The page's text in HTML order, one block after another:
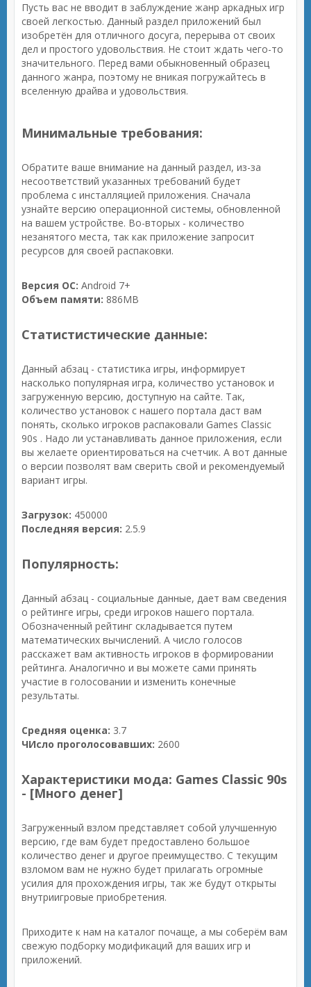
Пусть вас не вводит в заблуждение жанр аркадных игр
своей легкостью. Данный раздел приложений был
изобретён для отличного досуга, перерыва от своих
дел и простого удовольствия. Не стоит ждать чего-то
значительного. Перед вами обыкновенный образец
данного жанра, поэтому не вникая погружайтесь в
вселенную драйва и удовольствия.
Минимальные требования:
Обратите ваше внимание на данный раздел, из-за
несоответствий указанных требований будет
проблема с инсталляцией приложения. Сначала
узнайте версию операционной системы, обновленной
на вашем устройстве. Во-вторых - количество
незанятого места, так как приложение запросит
ресурсов для своей распаковки.
Версия ОС: Android 7+
Объем памяти: 886MB
Статистистические данные:
Данный абзац - статистика игры, информирует
насколько популярная игра, количество установок и
загруженную версию, доступную на сайте. Так,
количество установок с нашего портала даст вам
понять, сколько игроков распаковали Games Classic
90s . Надо ли устанавливать данное приложения, если
вы желаете ориентироваться на счетчик. А вот данные
о версии позволят вам сверить свой и рекомендуемый
вариант игры.
Загрузок: 450000
Последняя версия: 2.5.9
Популярность:
Данный абзац - социальные данные, дает вам сведения
о рейтинге игры, среди игроков нашего портала.
Обозначенный рейтинг складывается путем
математических вычислений. А число голосов
расскажет вам активность игроков в формировании
рейтинга. Аналогично и вы можете сами принять
участие в голосовании и изменить конечные
результаты.
Средняя оценка: 3.7
ЧИсло проголосовавших: 2600
Характеристики мода: Games Classic 90s
- [Много денег]
Загруженный взлом представляет собой улучшенную
версию, где вам будет предоставлено большое
количество денег и другое преимущество. С текущим
взломом вам не нужно будет прилагать огромные
усилия для прохождения игры, так же будут открыты
внутриигровые приобретения.
Приходите к нам на каталог почаще, а мы соберём вам
свежую подборку модификаций для ваших игр и
приложений.